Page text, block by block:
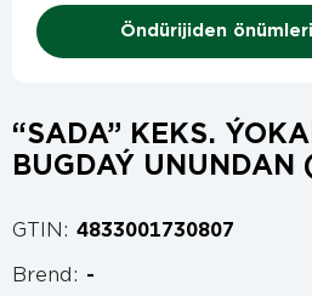
Öndürijiden
“SADA” KEKS.
BUGDAÝ UNUNDAN
GTIN: 4833001730807
Brend: -